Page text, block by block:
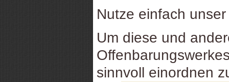
Nutze einfach
Um diese und
sinnvoll einordnen